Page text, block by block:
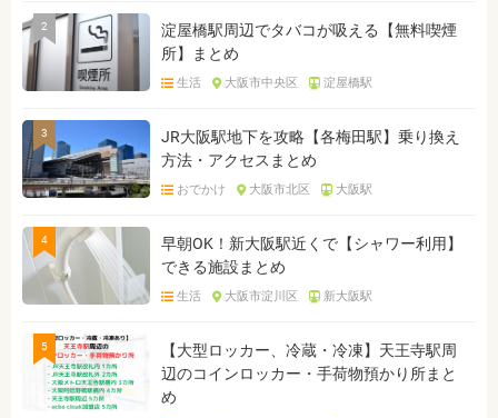
2
淀屋橋駅周辺でタバコが吸える【無料喫煙
所】まとめ
生活 大阪市中央区 淀屋橋駅
3
JR大阪駅地下を攻略【各梅田駅】乗り換え
方法・アクセスまとめ
おでかけ 大阪市北区 大阪駅
4
早朝OK！新大阪駅近くで【シャワー利用】
できる施設まとめ
生活 大阪市淀川区 新大阪駅
5
【大型ロッカー、冷蔵・冷凍】天王寺駅周
辺のコインロッカー・手荷物預かり所まと
め